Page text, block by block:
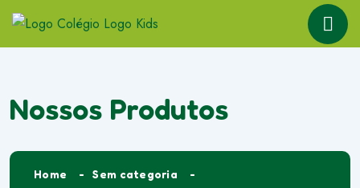
Nossos Produtos
Home
Sem categoria